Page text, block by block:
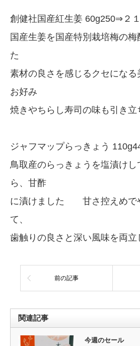
創健社国産紅生姜 60g250⇒２
国産生姜を国産特別栽培梅の梅
た
素材の良さを感じるクセにな
お好み
焼きやちらし寿司の味も引き立
ジャフマップらっきょう
鳥取産のらっきょうを塩漬け
ら、甘酢
に漬けました 甘さ控えめで
て、
歯触りの良さと深い風味を両立
前の記事
関連記事
今週のセール